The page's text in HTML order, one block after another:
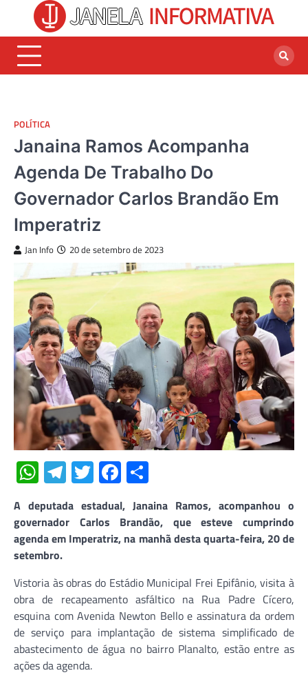
content
POLÍTICA
Janaina Ramos Acompanha
Agenda De Trabalho Do
Governador Carlos Brandão Em
Imperatriz
Jan Info 20 de setembro de 2023
WhatsApp
Telegram
TwitterFacebook
A deputada estadual, Janaina Ramos, acompanhou o
governador Carlos Brandão, que esteve cumprindo
agenda em Imperatriz, na manhã desta quarta-feira, 20 de
setembro.
Vistoria às obras do Estádio Municipal Frei Epifânio, visita à
obra de recapeamento asfáltico na Rua Padre Cícero,
esquina com Avenida Newton Bello e assinatura da ordem
de serviço para implantação de sistema simplificado de
abastecimento de água no bairro Planalto, estão entre as
ações da agenda.